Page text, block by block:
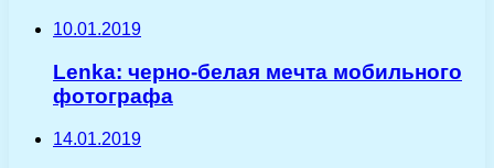
10.01.2019
Lenka: черно-белая мечта мобильного
фотографа
14.01.2019